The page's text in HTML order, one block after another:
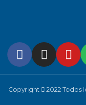
Copyright
2022 Todos